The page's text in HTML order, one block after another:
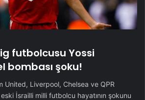
futbolcusu Yossi
bombası şoku!
United, Liverpool, Chelsea ve QPR
İsrailli milli futbolcu hayatının şokunu